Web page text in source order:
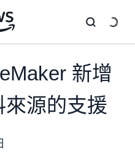
新增
源的支援